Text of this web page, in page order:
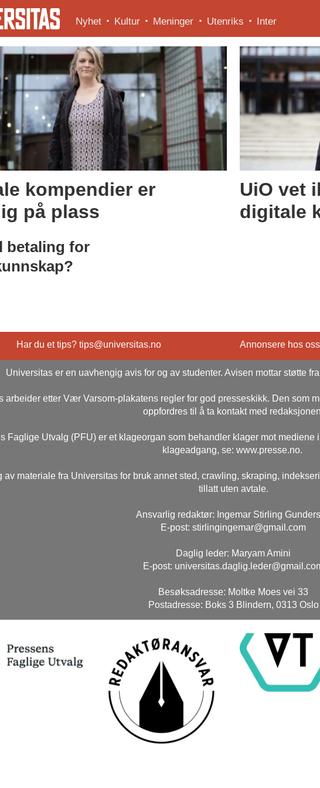
Nyhet Kultur Meninger Utenriks Inter
kompendier er
på plass
UiO vet
digitale
betaling for
Har du et tips? tips@universitas.no Annonsere hos
Universitas er en uavhengig avis for og av studenter. Avisen mottar støtte
arbeider etter Vær Varsom-plakatens regler for god presseskikk. Den som
oppfordres til å ta kontakt med
Faglige Utvalg (PFU) er et klageorgan som behandler klager mot
klageadgang, se: www.presse.no.
av materiale fra Universitas for bruk annet sted, crawling, skraping,
tillatt uten avtale.
Ansvarlig redaktør: Ingemar Stirling
E-post: stirlingingemar@gmail.com
Daglig leder: Maryam Amini
E-post:
Besøksadresse: Moltke Moes vei 33
Postadresse: Boks 3 Blindern, 0313 Oslo